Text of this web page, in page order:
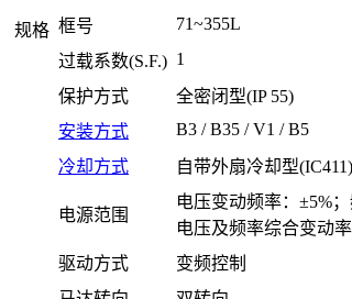
规格 框号
71~355L
过载系数(S.F.) 1
保护方式
全密闭型(IP 55)
安装方式
B3 / B35 / V1 / B5
冷却方式
自带外扇冷却型(IC411)
电源范围
电压变动频率：±5%
电压及频率综合变动
驱动方式
变频控制